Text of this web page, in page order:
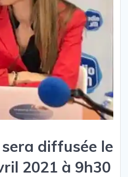
sera diffusée le
2021 à 9h30